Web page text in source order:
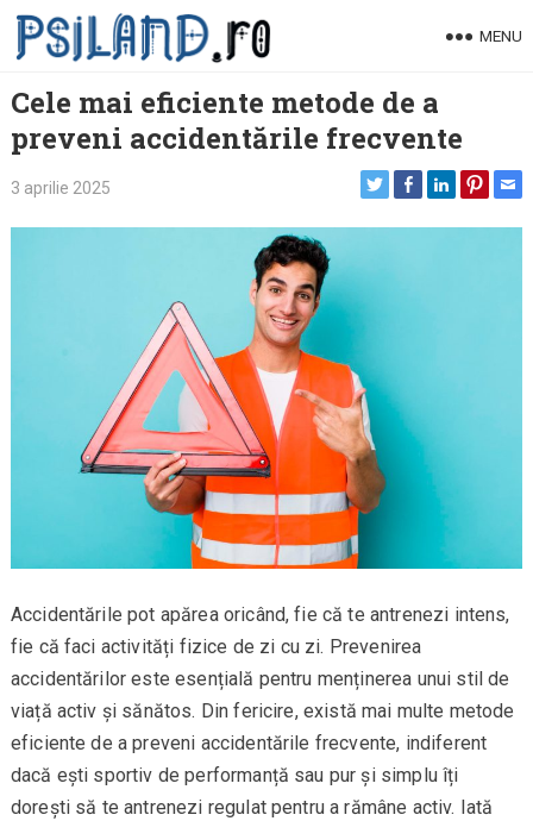
Skip
MENU
Cele mai eficiente metode de a
preveni accidentările frecvente
3 aprilie 2025
Accidentările pot apărea oricând, fie că te antrenezi intens,
fie că faci activități fizice de zi cu zi. Prevenirea
accidentărilor este esențială pentru menținerea unui stil de
viață activ și sănătos. Din fericire, există mai multe metode
eficiente de a preveni accidentările frecvente, indiferent
dacă ești sportiv de performanță sau pur și simplu îți
dorești să te antrenezi regulat pentru a rămâne activ. Iată